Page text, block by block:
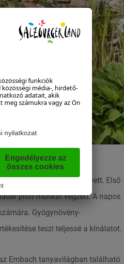
az egész család részt vett. Első
profimunkát végzett. A napos
Gyógynövény-
teszi teljessé a kínálatot.
Embach tanyavilágban található